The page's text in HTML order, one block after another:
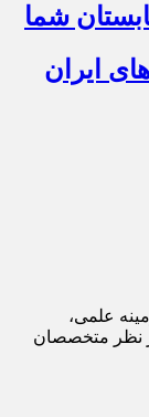
شما
ایران
علمی،
نظر متخصصان